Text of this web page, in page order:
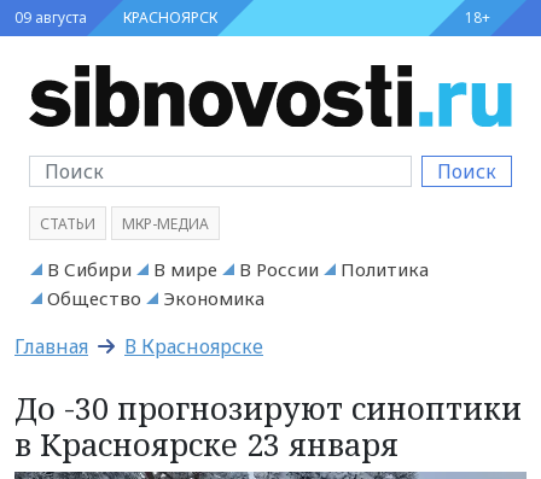
09 августа КРАСНОЯРСК 18+
Поиск
СТАТЬИ МКР-МЕДИА
В Сибири В мире В России
Политика
Общество
Экономика
Главная В Красноярске
До -30 прогнозируют синоптики
в Красноярске 23 января